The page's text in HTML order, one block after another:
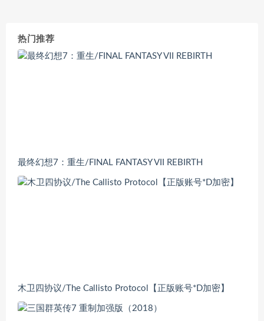
热门推荐
最终幻想7：重生/FINAL FANTASY VII REBIRTH
木卫四协议/The Callisto Protocol【正版账号*D加密】